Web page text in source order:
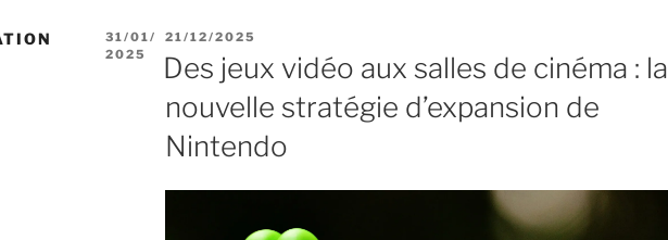
P
U
I
L
E
21/12/2025
Des jeux vidéo aux salles de cinéma : la
nouvelle stratégie d’expansion de
Nintendo
P
U
31/01/
2025